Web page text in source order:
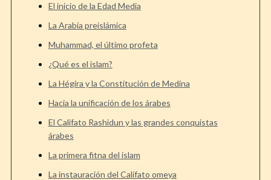
El inicio de la Edad Media
La Arabia preislámica
Muhammad, el último profeta
¿Qué es el islam?
La Hégira y la Constitución de Medina
Hacia la unificación de los árabes
El Califato Rashidun y las grandes conquistas
árabes
La primera fitna del islam
La instauración del Califato omeya